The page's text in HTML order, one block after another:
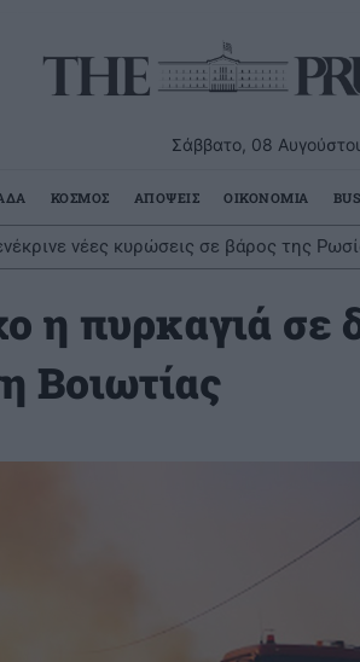
Σάββατο, 08
ΚΟΣΜΟΣ ΑΠΟΨΕΙΣ ΟΙΚΟΝΟΜΙΑ
νέες κυρώσεις σε βάρος της
η πυρκαγιά σε
Βοιωτίας